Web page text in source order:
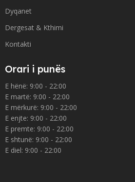
Dyqanet
Dergesat & Kthimi
Kontakti
Orari i punës
E hënë: 9:00 - 22:00
E martë: 9:00 - 22:00
E mërkurë: 9:00 - 22:00
E enjte: 9:00 - 22:00
E premte: 9:00 - 22:00
E shtunë: 9:00 - 22:00
E diel: 9:00 - 22:00